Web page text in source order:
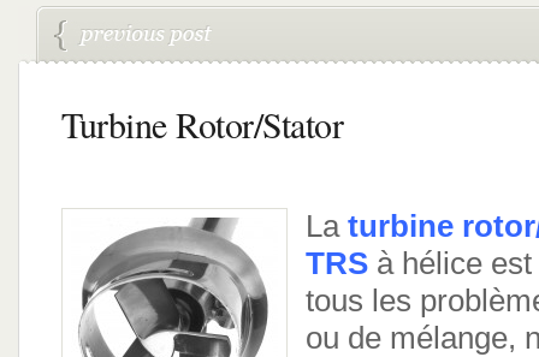
Turbine Rotor/Stator
La turbine
TRS à hélice
tous les
ou de mélange,